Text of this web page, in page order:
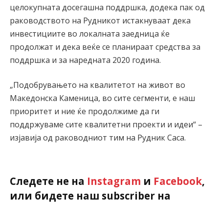
целокупната досегашна поддршка, додека пак од
раководството на Рудникот истакнуваат дека
инвестициите во локалната заедница ќе
продолжат и дека веќе се планираат средства за
поддршка и за наредната 2020 година.
„Подобрувањето на квалитетот на живот во
Македонска Каменица, во сите сегменти, е наш
приоритет и ние ќе продолжиме да ги
поддржуваме сите квалитетни проекти и идеи“ –
изјавија од раководниот тим на Рудник Саса.
Следете не на Instagram и Facebook,
или бидете наш subscriber на